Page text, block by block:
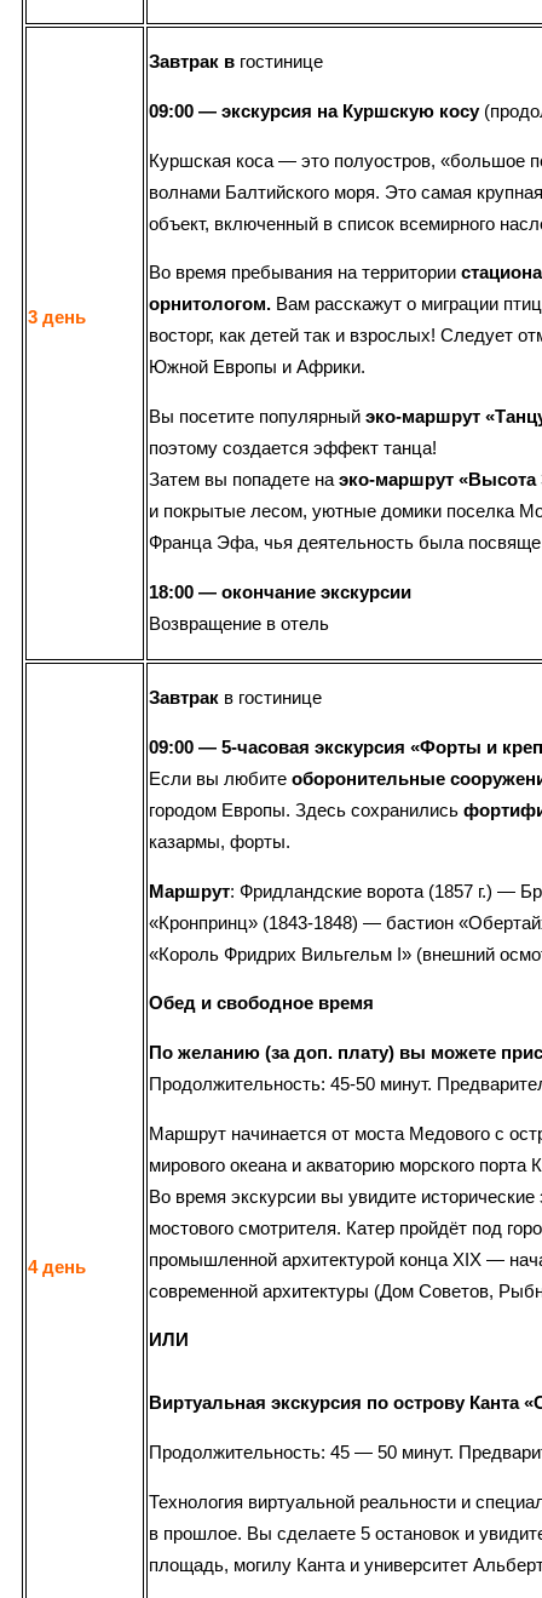
3 день
Завтрак в гостинице
09:00 — экскурсия на Куршскую косу
Куршская коса — это полуостров, «большое
волнами Балтийского моря. Это самая
объект, включенный в список всемирного
Во время пребывания на территории
орнитологом. Вам расскажут о миграции
восторг, как детей так и взрослых! Следует
Южной Европы и Африки.
Вы посетите популярный эко-маршрут
поэтому создается эффект танца!
Затем вы попадете на эко-маршрут
и покрытые лесом, уютные домики поселка
Франца Эфа, чья деятельность была
18:00 — окончание экскурсии
Возвращение в отель
4 день
Завтрак в гостинице
09:00 — 5-часовая экскурсия «Форты и
Если вы любите оборонительные
городом Европы. Здесь сохранились
казармы, форты.
Маршрут: Фридландские ворота (1857 г.) —
«Кронпринц» (1843-1848) — бастион
«Король Фридрих Вильгельм I» (внешний
Обед и свободное время
По желанию (за доп. плату) вы можете
Продолжительность: 45-50 минут.
Маршрут начинается от моста Медового с
мирового океана и акваторию морского порта
Во время экскурсии вы увидите
мостового смотрителя. Катер пройдёт под
промышленной архитектурой конца XIX —
современной архитектуры (Дом Советов,
ИЛИ
Виртуальная экскурсия по острову Канта
Продолжительность: 45 — 50 минут.
Технология виртуальной реальности и
в прошлое. Вы сделаете 5 остановок и
площадь, могилу Канта и университет